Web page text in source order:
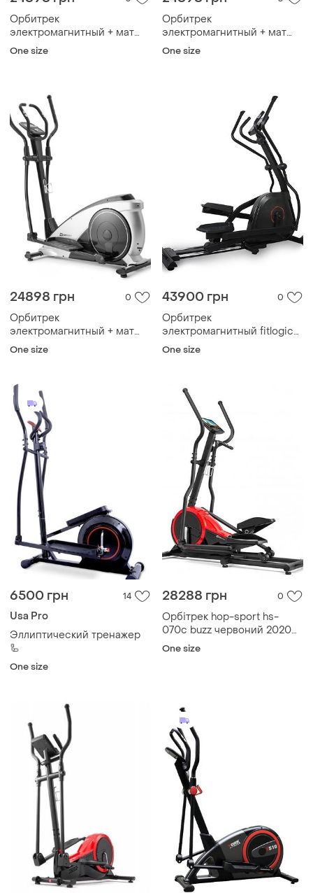
Орбитрек
электромагнитный + мат
hs-060c blaze iconsole+
One size
Орбитрек
электромагнитный + мат
hs-060c blaze iconsole+
One size
24898 грн 0
Орбитрек
электромагнитный + мат
hs-060c blaze iconsole+
One size
43900 грн 0
Орбитрек
электромагнитный fitlogic
et-742f2 шаг 51 см для дома
One size
6500 грн 14
Usa Pro
Эллиптический тренажер
🦾
One size
28288 грн 0
Орбітрек hop-sport hs-
070c buzz червоний 2020
лучшая цена с быстрой
One size